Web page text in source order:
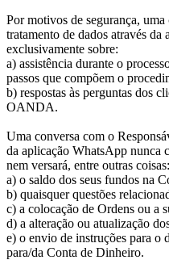
Por motivos de segurança,
tratamento de dados através
exclusivamente sobre:
a) assistência durante o
passos que compõem o
b) respostas às perguntas dos
OANDA.
Uma conversa com o
da aplicação WhatsApp nunca
nem versará, entre outras coisas:
a) o saldo dos seus fundos na
b) quaisquer questões
c) a colocação de Ordens ou a
d) a alteração ou atualização
e) o envio de instruções para o
para/da Conta de Dinheiro.